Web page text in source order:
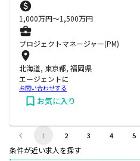
1,000万円〜1,500万円
プロジェクトマネージャー(PM)
北海道, 東京都, 福岡県
エージェントに
お問い合わせする
お気に入り
1 2 3 4 5
条件が近い求人を探す